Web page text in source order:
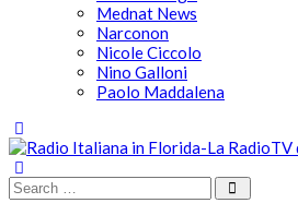
Mednat News
Narconon
Nicole Ciccolo
Nino Galloni
Paolo Maddalena